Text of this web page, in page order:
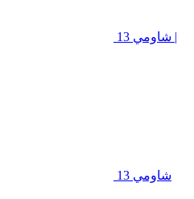
شاومي 13 |
شاومي 13